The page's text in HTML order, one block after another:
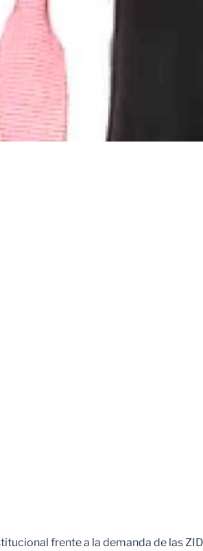
frente a la demanda de las